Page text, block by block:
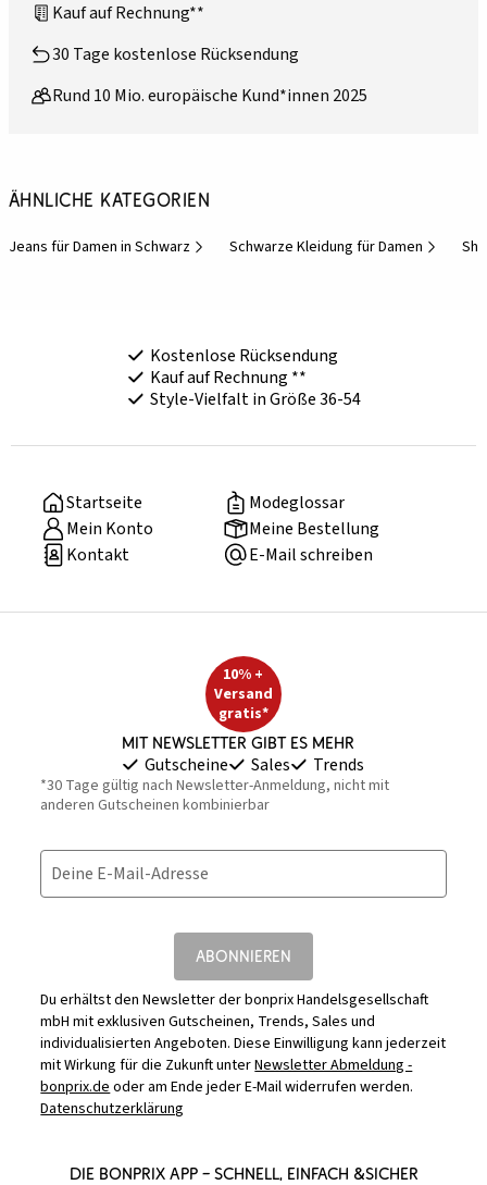
Kauf auf Rechnung**
30 Tage kostenlose Rücksendung
Rund 10 Mio. europäische Kund*innen 2025
Ähnliche Kategorien
Jeans für Damen in Schwarz Schwarze Kleidung für Damen
Kostenlose Rücksendung
Kauf auf Rechnung **
Style-Vielfalt in Größe 36-54
Startseite
Modeglossar
Mein Konto
Meine Bestellung
Kontakt
E-Mail schreiben
10% +
Versand
gratis*
Mit Newsletter gibt es mehr
Gutscheine Sales Trends
*30 Tage gültig nach Newsletter-Anmeldung, nicht mit
anderen Gutscheinen kombinierbar
Deine E-Mail-Adresse
ABONNIEREN
Du erhältst den Newsletter der bonprix Handelsgesellschaft
mbH mit exklusiven Gutscheinen, Trends, Sales und
individualisierten Angeboten. Diese Einwilligung kann jederzeit
mit Wirkung für die Zukunft unterNewsletter Abmeldung -
bonprix.deoder am Ende jeder E-Mail widerrufen werden.
Datenschutzerklärung
DIE BONPRIX APP – SCHNELL, EINFACH &SICHER